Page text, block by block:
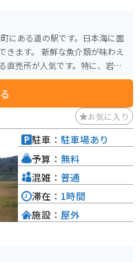
にある道の駅です。日本海に面
類が味わえ
直売所が人気です。特に、岩内
すめです。 バイクで訪
景ポイントがあるので、ぜひ立
や神威岬など、風光明媚な観光
としても最適です。
お気に入り
駐車： 駐車場あり
予算： 無料
混雑： 普通
滞在： 1時間
施設： 屋外